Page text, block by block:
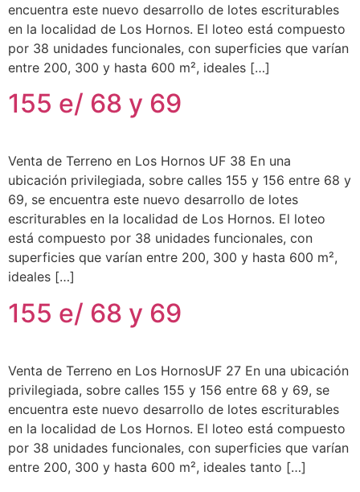
encuentra este nuevo desarrollo de lotes escriturables
en la localidad de Los Hornos. El loteo está compuesto
por 38 unidades funcionales, con superficies que varían
entre 200, 300 y hasta 600 m², ideales […]
155 e/ 68 y 69
Venta de Terreno en Los Hornos UF 38 En una
ubicación privilegiada, sobre calles 155 y 156 entre 68 y
69, se encuentra este nuevo desarrollo de lotes
escriturables en la localidad de Los Hornos. El loteo
está compuesto por 38 unidades funcionales, con
superficies que varían entre 200, 300 y hasta 600 m²,
ideales […]
155 e/ 68 y 69
Venta de Terreno en Los HornosUF 27 En una ubicación
privilegiada, sobre calles 155 y 156 entre 68 y 69, se
encuentra este nuevo desarrollo de lotes escriturables
en la localidad de Los Hornos. El loteo está compuesto
por 38 unidades funcionales, con superficies que varían
entre 200, 300 y hasta 600 m², ideales tanto […]